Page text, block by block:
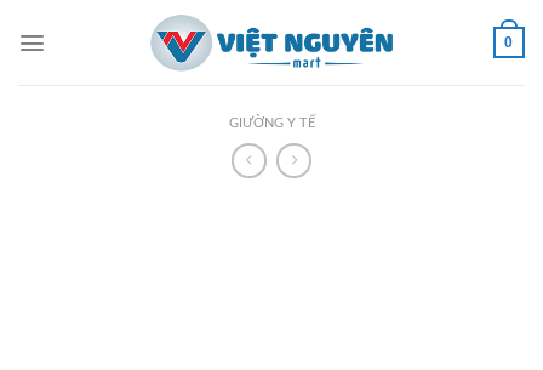
0
GIƯỜNG Y TẾ